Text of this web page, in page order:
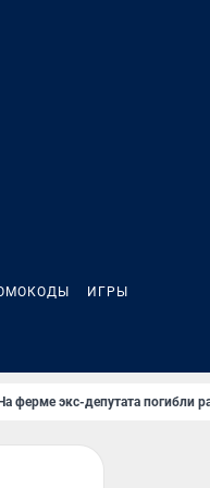
ИГРЫ
ферме экс-депутата погибли